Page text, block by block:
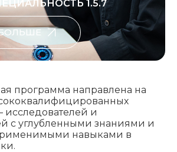
1.5.7
программа направлена на
исследователей и
с углубленными знаниями и
навыками в